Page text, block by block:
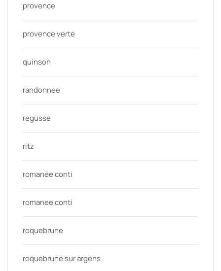
provence
provence verte
quinson
randonnee
regusse
ritz
romanée conti
romanee conti
roquebrune
roquebrune sur argens